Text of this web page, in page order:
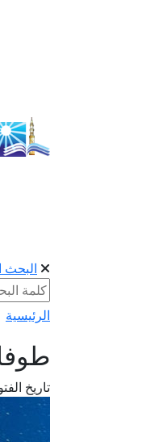
البحث
الرئيسية
تاريخ